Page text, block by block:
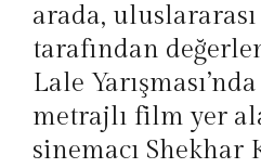
arada,
tarafından
Lale
metrajlı film yer
sinemacı Shekhar